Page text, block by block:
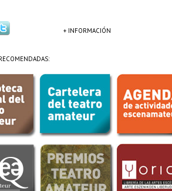
+ INFORMACIÓN